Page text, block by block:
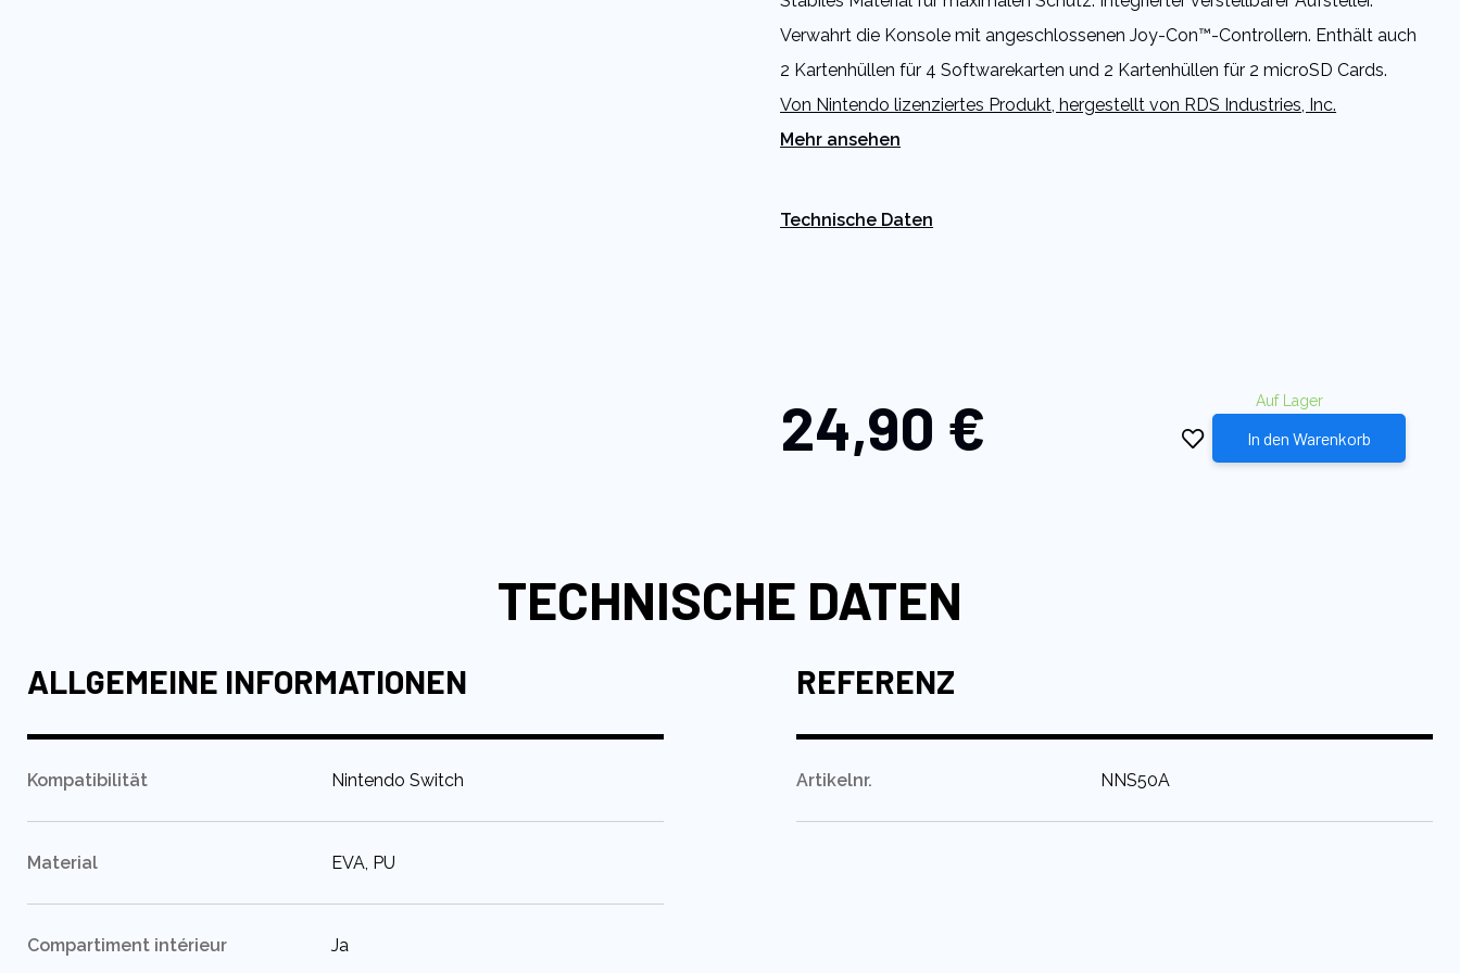
Read
Reviews.
auf
Seite.
Verwahrt die Konsole mit angeschlossenen Joy-Con™-Controllern. Enthält auch
2 Kartenhüllen für 4 Softwarekarten und 2 Kartenhüllen für 2 microSD Cards.
Von Nintendo lizenziertes Produkt, hergestellt von RDS Industries, Inc.
Mehr ansehen
Technische Daten
24,90 € Auf Lager
In den Warenkorb
TECHNISCHE DATEN
ALLGEMEINE INFORMATIONEN
Kompatibilität :Nintendo Switch
Material :EVA, PU
Compartiment intérieur :Ja
REFERENZ
Artikelnr. :NNS50A